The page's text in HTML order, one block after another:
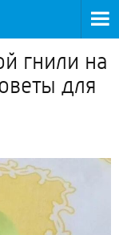
гнили на
для